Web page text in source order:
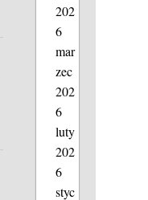
202
6
mar
zec
202
6
luty
202
6
styc